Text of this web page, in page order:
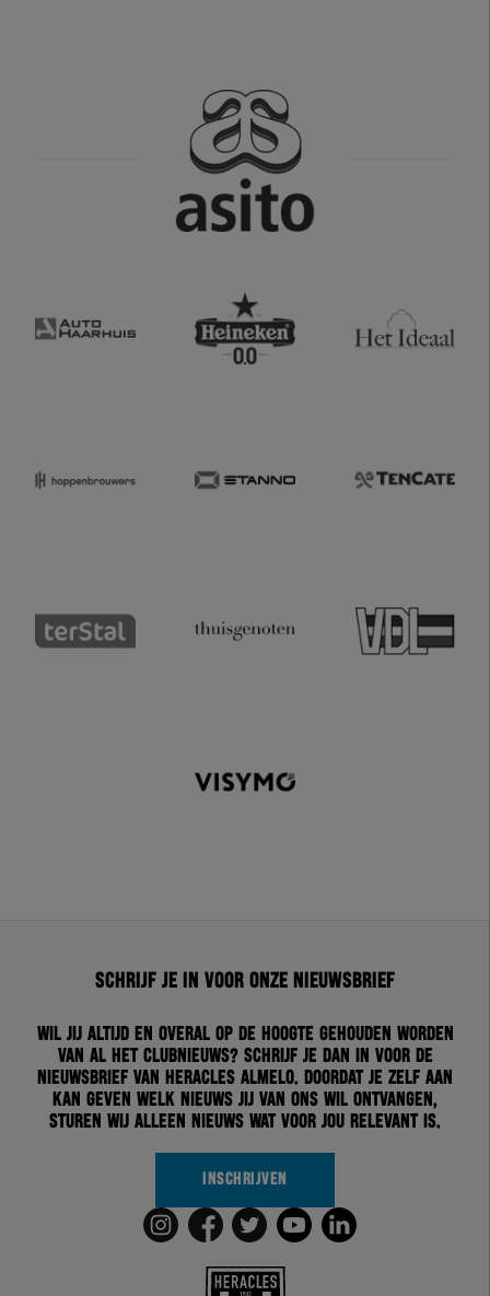
Schrijf je in voor onze nieuwsbrief
Wil jij altijd en overal op de hoogte gehouden worden
van al het clubnieuws? Schrijf je dan in voor de
nieuwsbrief van Heracles Almelo. Doordat je zelf aan
kan geven welk nieuws jij van ons wil ontvangen,
sturen wij alleen nieuws wat voor jou relevant is.
INSCHRIJVEN